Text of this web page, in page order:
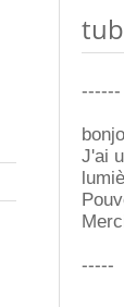
------
J'ai
-----